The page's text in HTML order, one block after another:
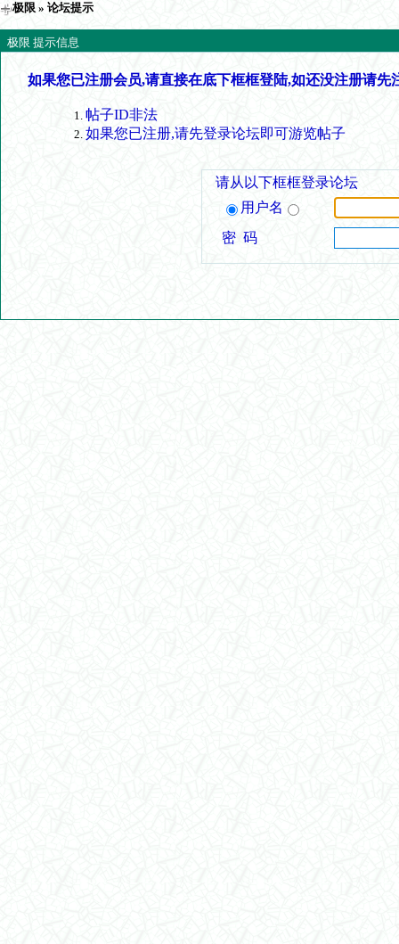
极限 » 论坛提示
极限 提示信息
如果您已注册会员,请直接在底下框框登陆,如还没注册请先
帖子ID非法
如果您已注册,请先登录论坛即可游览帖子
请从以下框框登录论坛
用户名
密 码